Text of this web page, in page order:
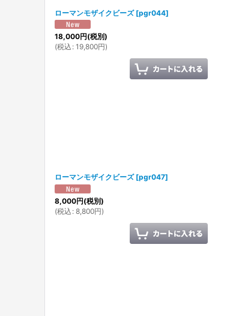
ローマンモザイクビーズ [pgr044]
18,000円(税別)
(税込 : 19,800円)
ローマンモザイクビーズ [pgr047]
8,000円(税別)
(税込 : 8,800円)